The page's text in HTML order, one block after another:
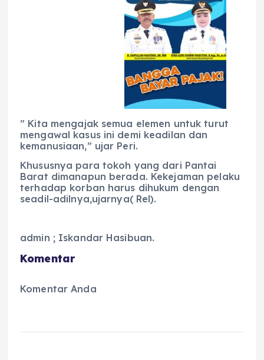
” Kita mengajak semua elemen untuk turut
mengawal kasus ini demi keadilan dan
kemanusiaan,” ujar Peri.
Khususnya para tokoh yang dari Pantai
Barat dimanapun berada. Kekejaman pelaku
terhadap korban harus dihukum dengan
seadil-adilnya,ujarnya( Rel).
admin ; Iskandar Hasibuan.
Komentar
Komentar Anda